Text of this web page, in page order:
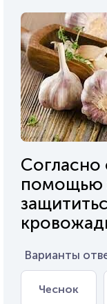
Согласно
помощью
Варианты
Чеснок